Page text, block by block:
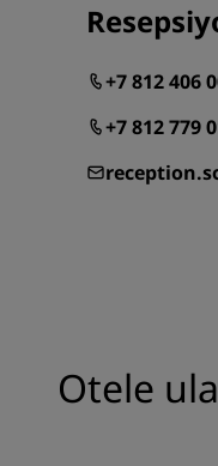
+7 812 406
+7 812 779
Otele